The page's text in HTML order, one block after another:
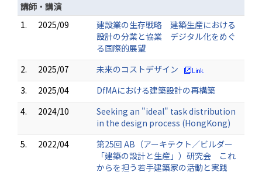
講師・講演
1.
2025/09
建設業の生存戦略 建築生産における
設計の分業と協業 デジタル化をめぐ
る国際的展望
2.
2025/07
未来のコストデザイン
3.
2025/04
DfMAにおける建築設計の再構築
4.
2024/10
Seeking an "ideal" task distribution
in the design process (HongKong)
5.
2022/04
第25回 AB（アーキテクト／ビルダー
「建築の設計と生産」）研究会 これ
からを担う若手建築家の活動と実践